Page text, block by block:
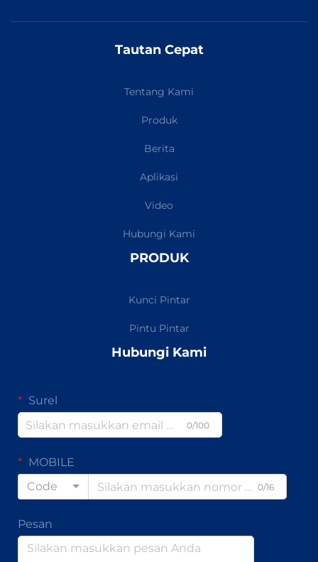
Tautan Cepat
Tentang Kami
Produk
Berita
Aplikasi
Video
Hubungi Kami
PRODUK
Kunci Pintar
Pintu Pintar
Hubungi Kami
Surel
0/100
MOBILE
Code
0/16
Pesan